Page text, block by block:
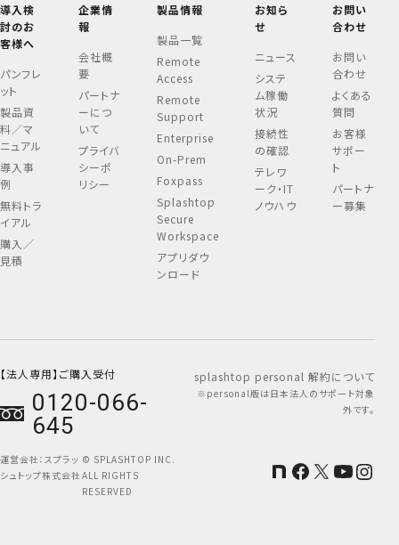
導入検
討のお
客様へ
パンフレ
ット
製品資
料／マ
ニュアル
導入事
例
無料トラ
イアル
購入／
見積
企業情
報
会社概
要
パートナ
ーにつ
いて
プライバ
シーポ
リシー
製品情報
製品一覧
Remote
Access
Remote
Support
Enterprise
On-Prem
Foxpass
Splashtop
Secure
Workspace
アプリダウ
ンロード
お知ら
せ
ニュース
システ
ム稼働
状況
接続性
の確認
テレワ
ーク・IT
ノウハウ
お問い
合わせ
お問い
合わせ
よくある
質問
お客様
サポー
ト
パートナ
ー募集
【法人専用】ご購入受付
0120-066-
645
splashtop personal 解約について
※personal版は日本法人のサポート対象
外です。
運営会社： スプラッ
シュトップ株式会社
© SPLASHTOP INC.
ALL RIGHTS
RESERVED